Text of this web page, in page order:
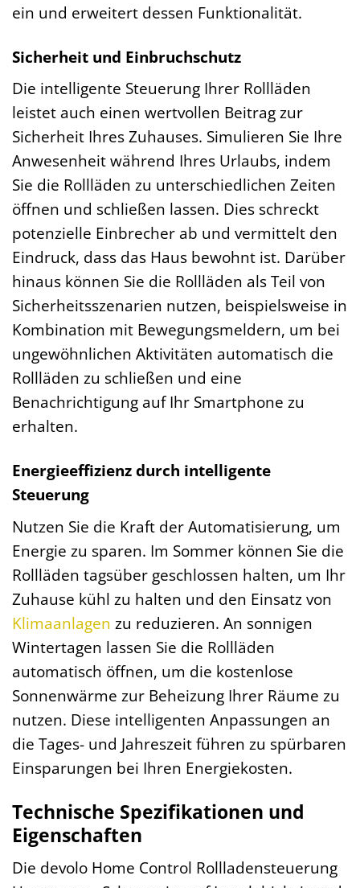
ein und erweitert dessen Funktionalität.
Sicherheit und Einbruchschutz
Die intelligente Steuerung Ihrer Rollläden
leistet auch einen wertvollen Beitrag zur
Sicherheit Ihres Zuhauses. Simulieren Sie Ihre
Anwesenheit während Ihres Urlaubs, indem
Sie die Rollläden zu unterschiedlichen Zeiten
öffnen und schließen lassen. Dies schreckt
potenzielle Einbrecher ab und vermittelt den
Eindruck, dass das Haus bewohnt ist. Darüber
hinaus können Sie die Rollläden als Teil von
Sicherheitsszenarien nutzen, beispielsweise in
Kombination mit Bewegungsmeldern, um bei
ungewöhnlichen Aktivitäten automatisch die
Rollläden zu schließen und eine
Benachrichtigung auf Ihr Smartphone zu
erhalten.
Energieeffizienz durch intelligente
Steuerung
Nutzen Sie die Kraft der Automatisierung, um
Energie zu sparen. Im Sommer können Sie die
Rollläden tagsüber geschlossen halten, um Ihr
Zuhause kühl zu halten und den Einsatz von
Klimaanlagen zu reduzieren. An sonnigen
Wintertagen lassen Sie die Rollläden
automatisch öffnen, um die kostenlose
Sonnenwärme zur Beheizung Ihrer Räume zu
nutzen. Diese intelligenten Anpassungen an
die Tages- und Jahreszeit führen zu spürbaren
Einsparungen bei Ihren Energiekosten.
Technische Spezifikationen und
Eigenschaften
Die devolo Home Control Rollladensteuerung